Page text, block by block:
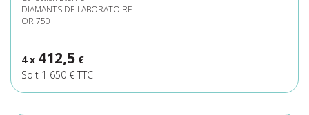
DIAMANTS DE LABORATOIRE
OR 750
4 x 412,5 €
Soit 1 650 € TTC